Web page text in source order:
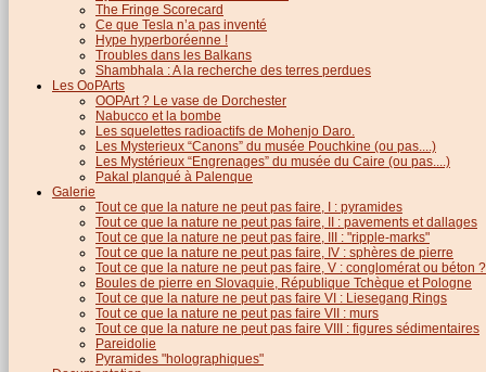
The Fringe Scorecard
Ce que Tesla n’a pas inventé
Hype hyperboréenne !
Troubles dans les Balkans
Shambhala : A la recherche des terres perdues
Les OoPArts
OOPArt ? Le vase de Dorchester
Nabucco et la bombe
Les squelettes radioactifs de Mohenjo Daro.
Les Mysterieux “Canons” du musée Pouchkine (ou pas....)
Les Mystérieux “Engrenages” du musée du Caire (ou pas....)
Pakal planqué à Palenque
Galerie
Tout ce que la nature ne peut pas faire, I : pyramides
Tout ce que la nature ne peut pas faire, II : pavements et dallages
Tout ce que la nature ne peut pas faire, III : "ripple-marks"
Tout ce que la nature ne peut pas faire, IV : sphères de pierre
Tout ce que la nature ne peut pas faire, V : conglomérat ou béton ?
Boules de pierre en Slovaquie, République Tchèque et Pologne
Tout ce que la nature ne peut pas faire VI : Liesegang Rings
Tout ce que la nature ne peut pas faire VII : murs
Tout ce que la nature ne peut pas faire VIII : figures sédimentaires
Pareidolie
Pyramides "holographiques"